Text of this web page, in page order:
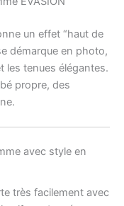
un effet “haut de
démarque en photo,
les tenues élégantes.
propre, des
avec style en
très facilement avec